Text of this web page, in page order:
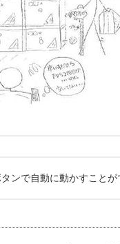
ンで自動に動かすこと